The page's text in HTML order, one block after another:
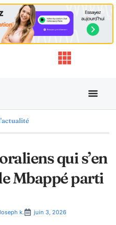
qui s’en
Mbappé parti
k.
juin 3, 2026